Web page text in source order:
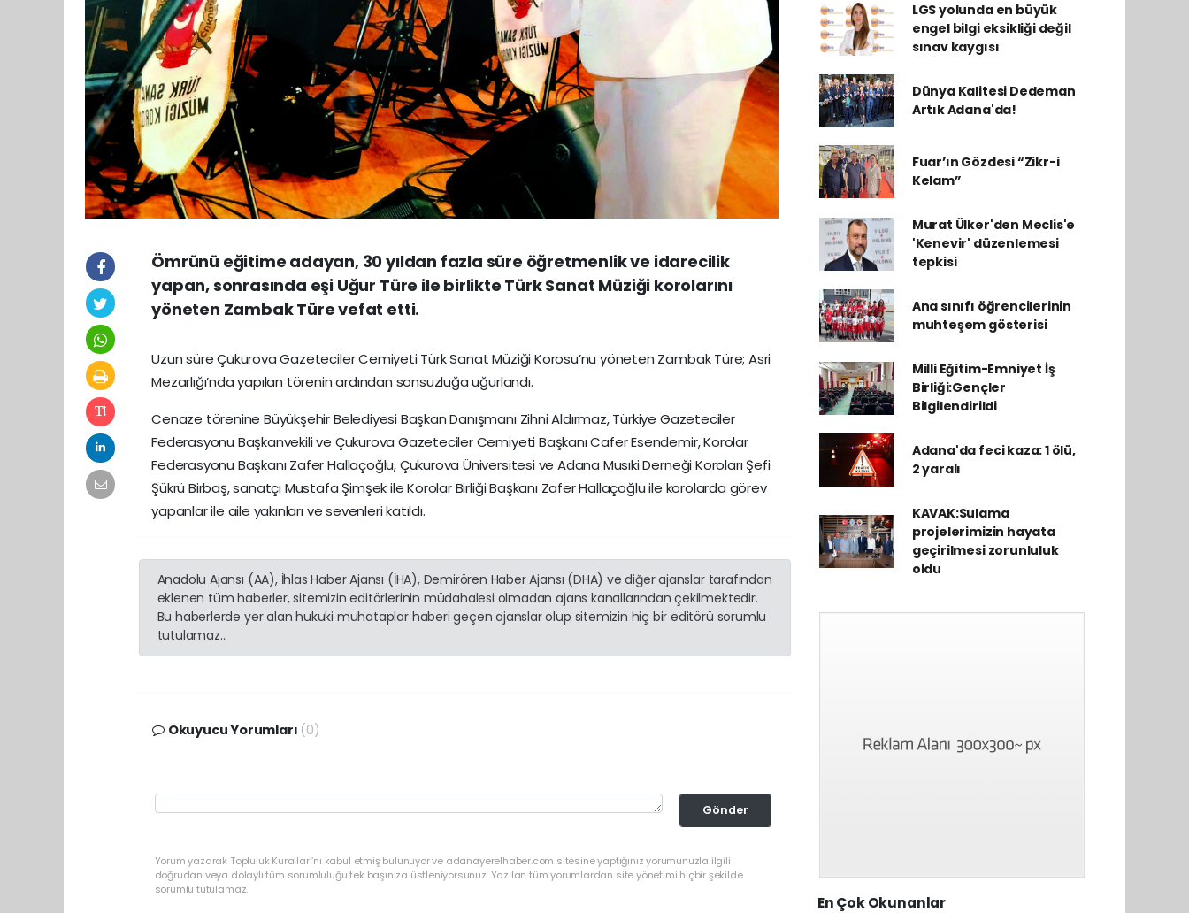
Ömrünü eğitime adayan, 30 yıldan fazla süre öğretmenlik ve idarecilik
yapan, sonrasında eşi Uğur Türe ile birlikte Türk Sanat Müziği korolarını
yöneten Zambak Türe vefat etti.
Uzun süre Çukurova Gazeteciler Cemiyeti Türk Sanat Müziği Korosu’nu yöneten Zambak Türe; Asri
Mezarlığı’nda yapılan törenin ardından sonsuzluğa uğurlandı.
Cenaze törenine Büyükşehir Belediyesi Başkan Danışmanı Zihni Aldırmaz, Türkiye Gazeteciler
Federasyonu Başkanvekili ve Çukurova Gazeteciler Cemiyeti Başkanı Cafer Esendemir, Korolar
Federasyonu Başkanı Zafer Hallaçoğlu, Çukurova Üniversitesi ve Adana Musıki Derneği Koroları Şefi
Şükrü Birbaş, sanatçı Mustafa Şimşek ile Korolar Birliği Başkanı Zafer Hallaçoğlu ile korolarda görev
yapanlar ile aile yakınları ve sevenleri katıldı.
Anadolu Ajansı (AA), İhlas Haber Ajansı (İHA), Demirören Haber Ajansı (DHA) ve diğer ajanslar tarafından
eklenen tüm haberler, sitemizin editörlerinin müdahalesi olmadan ajans kanallarından çekilmektedir.
Bu haberlerde yer alan hukuki muhataplar haberi geçen ajanslar olup sitemizin hiç bir editörü sorumlu
tutulamaz...
Okuyucu Yorumları (0)
Gönder
Yorum yazarak Topluluk Kuralları’nı kabul etmiş bulunuyor ve adanayerelhaber.com sitesine yaptığınız yorumunuzla ilgili
doğrudan veya dolaylı tüm sorumluluğu tek başınıza üstleniyorsunuz. Yazılan tüm yorumlardan site yönetimi hiçbir şekilde
sorumlu tutulamaz.
LGS yolunda en büyük
engel bilgi eksikliği değil
sınav kaygısı
Dünya Kalitesi Dedeman
Artık Adana'da!
Fuar’ın Gözdesi “Zikr-i
Kelam”
Murat Ülker'den Meclis'e
'Kenevir' düzenlemesi
tepkisi
Ana sınıfı öğrencilerinin
muhteşem gösterisi
Milli Eğitim-Emniyet İş
Birliği:Gençler
Bilgilendirildi
Adana'da feci kaza: 1 ölü,
2 yaralı
KAVAK:Sulama
projelerimizin hayata
geçirilmesi zorunluluk
oldu
En Çok Okunanlar